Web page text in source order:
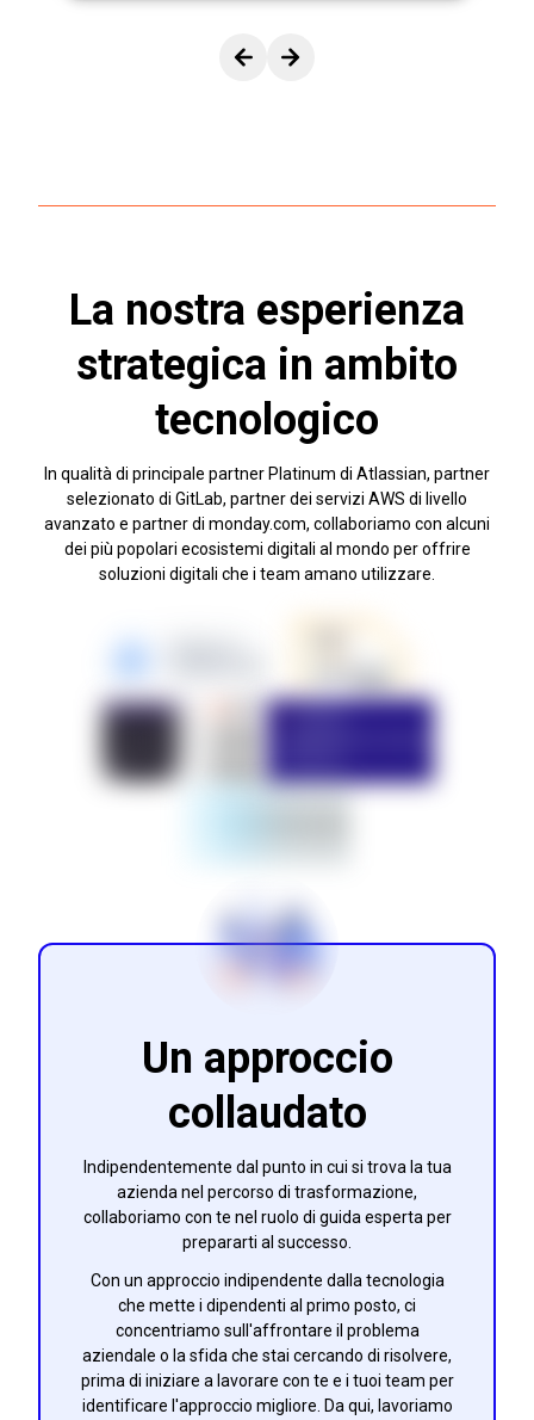
la diapositiva precedente.
Visualizza la diapositiva
La nostra esperienza
strategica in ambito
tecnologico
In qualità di principale partner Platinum di Atlassian, partner
selezionato di GitLab, partner dei servizi AWS di livello
avanzato e partner di monday.com, collaboriamo con alcuni
dei più popolari ecosistemi digitali al mondo per offrire
soluzioni digitali che i team amano utilizzare.
Un approccio
collaudato
Indipendentemente dal punto in cui si trova la tua
azienda nel percorso di trasformazione,
collaboriamo con te nel ruolo di guida esperta per
prepararti al successo.
Con un approccio indipendente dalla tecnologia
che mette i dipendenti al primo posto, ci
concentriamo sull'affrontare il problema
aziendale o la sfida che stai cercando di risolvere,
prima di iniziare a lavorare con te e i tuoi team per
identificare l'approccio migliore. Da qui, lavoriamo